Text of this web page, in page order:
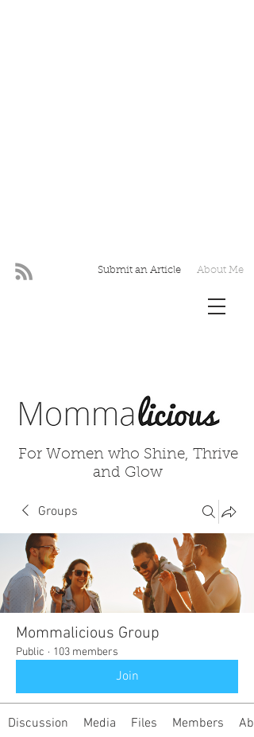
About Me
Submit an Article
For Women who Shine, Thrive
and Glow
Groups
Mommalicious Group
Public · 103 members
Join
Discussion Media Files Members